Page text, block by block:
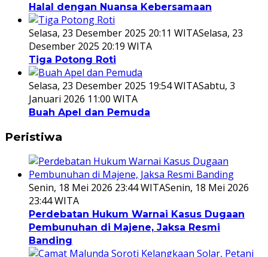
Halal dengan Nuansa Kebersamaan
Selasa, 23 Desember 2025 20:11 WITASelasa, 23
Desember 2025 20:19 WITA
Tiga Potong Roti
Selasa, 23 Desember 2025 19:54 WITASabtu, 3
Januari 2026 11:00 WITA
Buah Apel dan Pemuda
Peristiwa
Senin, 18 Mei 2026 23:44 WITASenin, 18 Mei 2026
23:44 WITA
Perdebatan Hukum Warnai Kasus Dugaan
Pembunuhan di Majene, Jaksa Resmi
Banding